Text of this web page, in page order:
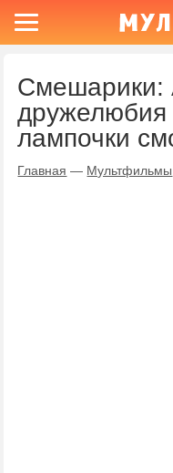
Смешарики:
дружелюбия
лампочки
Главная — Мультфильмы